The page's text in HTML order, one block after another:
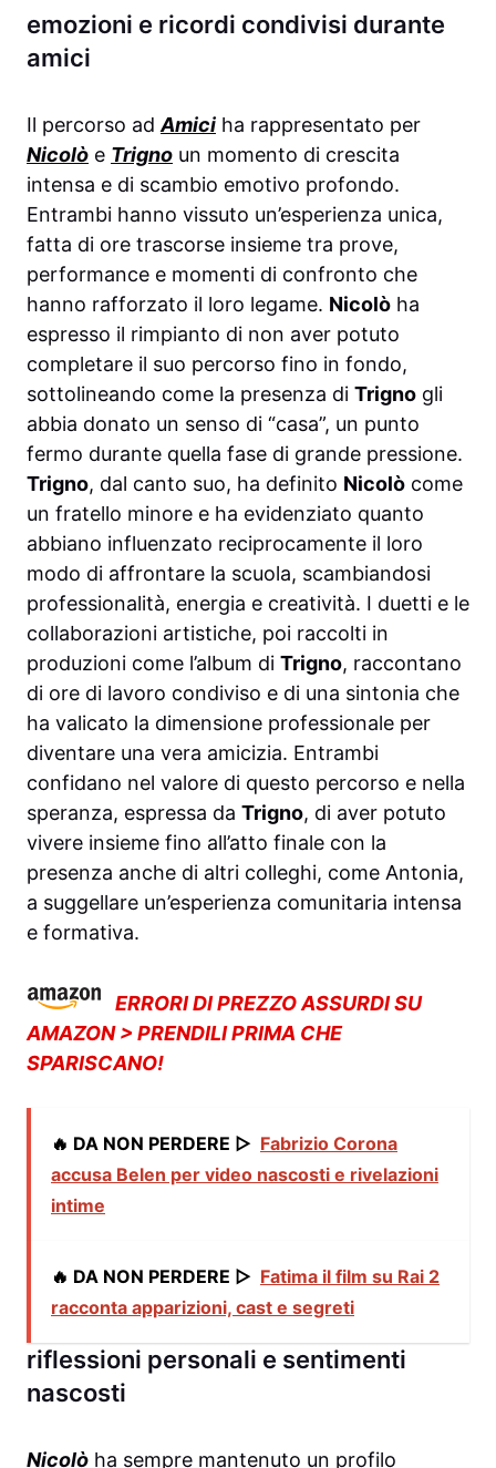
emozioni e ricordi condivisi durante
amici
Il percorso ad Amici ha rappresentato per
Nicolò e Trigno un momento di crescita
intensa e di scambio emotivo profondo.
Entrambi hanno vissuto un’esperienza unica,
fatta di ore trascorse insieme tra prove,
performance e momenti di confronto che
hanno rafforzato il loro legame. Nicolò ha
espresso il rimpianto di non aver potuto
completare il suo percorso fino in fondo,
sottolineando come la presenza di Trigno gli
abbia donato un senso di “casa”, un punto
fermo durante quella fase di grande pressione.
Trigno, dal canto suo, ha definito Nicolò come
un fratello minore e ha evidenziato quanto
abbiano influenzato reciprocamente il loro
modo di affrontare la scuola, scambiandosi
professionalità, energia e creatività. I duetti e le
collaborazioni artistiche, poi raccolti in
produzioni come l’album di Trigno, raccontano
di ore di lavoro condiviso e di una sintonia che
ha valicato la dimensione professionale per
diventare una vera amicizia. Entrambi
confidano nel valore di questo percorso e nella
speranza, espressa da Trigno, di aver potuto
vivere insieme fino all’atto finale con la
presenza anche di altri colleghi, come Antonia,
a suggellare un’esperienza comunitaria intensa
e formativa.
ERRORI DI PREZZO ASSURDI SU
AMAZON > PRENDILI PRIMA CHE
SPARISCANO!
🔥 DA NON PERDERE ▷ Fabrizio Corona
accusa Belen per video nascosti e rivelazioni
intime
🔥 DA NON PERDERE ▷ Fatima il film su Rai 2
racconta apparizioni, cast e segreti
riflessioni personali e sentimenti
nascosti
Nicolò ha sempre mantenuto un profilo